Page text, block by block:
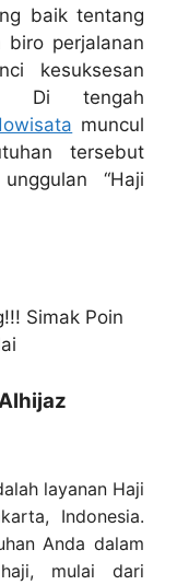
baik tentang
perjalanan
kesuksesan
Di tengah
muncul
tersebut
“Haji
layanan Haji
Indonesia.
Anda dalam
mulai dari